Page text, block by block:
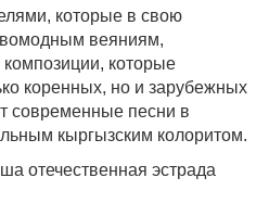
которые в свою
веяниям,
которые
коренных, но и зарубежных
современные песни в
кыргызским колоритом.
отечественная эстрада